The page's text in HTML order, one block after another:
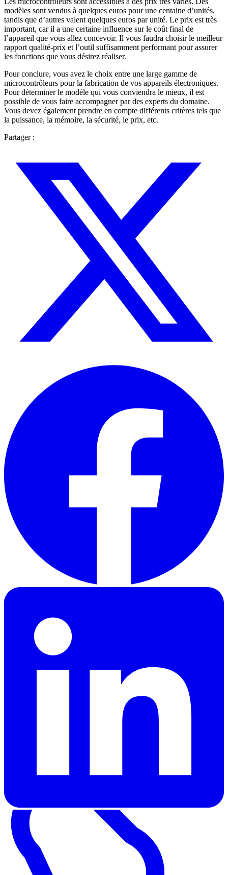
modèles sont vendus à quelques euros pour une centaine d’unités,
tandis que d’autres valent quelques euros par unité. Le prix est très
important, car il a une certaine influence sur le coût final de
l’appareil que vous allez concevoir. Il vous faudra choisir le meilleur
rapport qualité-prix et l’outil suffisamment performant pour assurer
les fonctions que vous désirez réaliser.
Pour conclure, vous avez le choix entre une large gamme de
microcontrôleurs pour la fabrication de vos appareils électroniques.
Pour déterminer le modèle qui vous conviendra le mieux, il est
possible de vous faire accompagner par des experts du domaine.
Vous devez également prendre en compte différents critères tels que
la puissance, la mémoire, la sécurité, le prix, etc.
Partager :